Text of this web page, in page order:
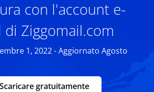
con l'account e-
di Ziggomail.com
1, 2022 - Aggiornato Agosto
Scaricare gratuitamente